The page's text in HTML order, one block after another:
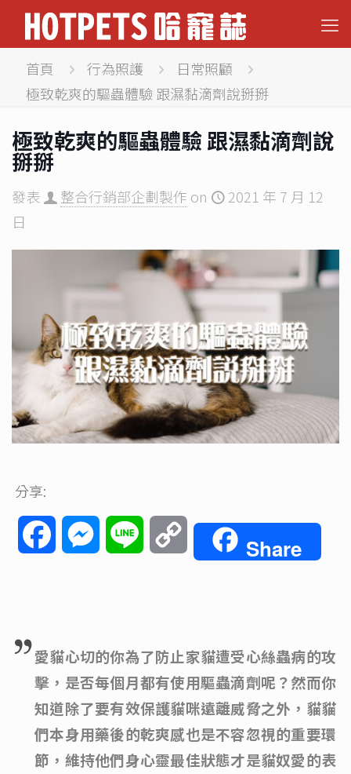
首頁 行為照護
日常照顧
極致乾爽的驅蟲體驗 跟濕黏滴劑說掰掰
極致乾爽的驅蟲體驗 跟濕黏滴劑說
掰掰
發表 整合行銷部企劃製作 on
2021 年 7 月 12
日
分享:
FacebookMessenger
Line
Copy
Share
愛貓心切的你為了防止家貓遭受心絲蟲病的攻
擊，是否每個月都有使用驅蟲滴劑呢？然而你
知道除了要有效保護貓咪遠離威脅之外，貓貓
們本身用藥後的乾爽感也是不容忽視的重要環
節，維持他們身心靈最佳狀態才是貓奴愛的表